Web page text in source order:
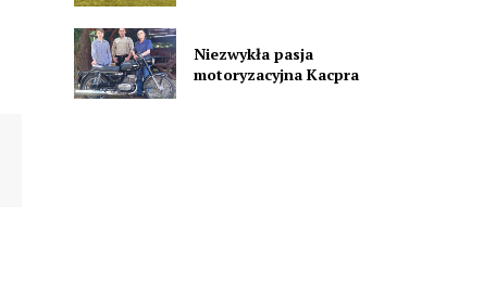
Niezwykła pasja
motoryzacyjna Kacpra